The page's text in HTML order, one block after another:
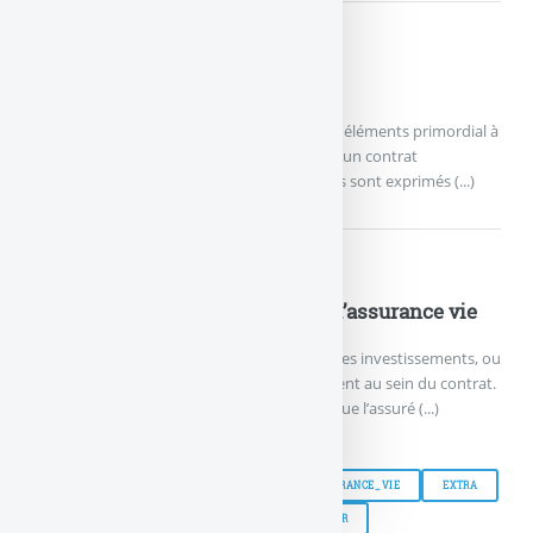
Prélevés par l’assureur, ces frais sont un des éléments primordial à
prendre en compte lors de la souscription d’un contrat
d’assurance vie :Les frais de gestion :Ces frais sont exprimés (...)
L’arbitrage au sein d’un contrat d’assurance vie
Un arbitrage permet de modifier la nature des investissements, ou
plus précisément, de les répartir différemment au sein du contrat.
Un arbitrage peut ainsi être nécessaire lorsque l’assuré (...)
ASSURANCE_VIE EXTRA
PARTICULIER